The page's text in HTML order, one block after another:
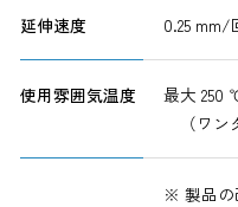
延伸速度 0.25 mm/
使用雰囲気温度
最大 250
（ワン
※ 製品の